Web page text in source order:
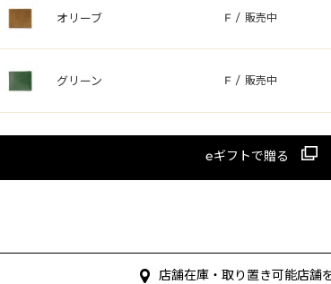
オリーブ F / 販売中
グリーン F / 販売中
店舗在庫・取り置き可能店舗